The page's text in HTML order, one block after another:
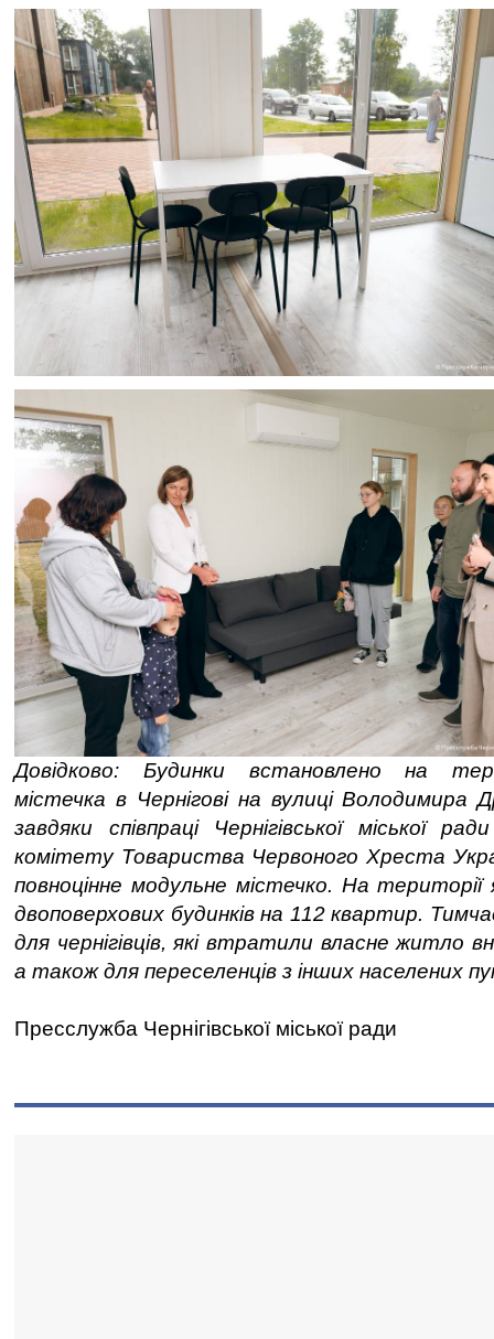
Довідково: Будинки встановлено на
містечка в Чернігові на вулиці Володимира
завдяки співпраці Чернігівської міської
комітету Товариства Червоного Хреста
повноцінне модульне містечко. На території
двоповерхових будинків на 112 квартир.
для чернігівців, які втратили власне житло
а також для переселенців з інших населених
Пресслужба Чернігівської міської ради